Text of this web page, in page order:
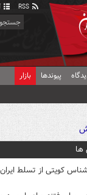
پیوندها بازار
ها
کویتی از تسلط